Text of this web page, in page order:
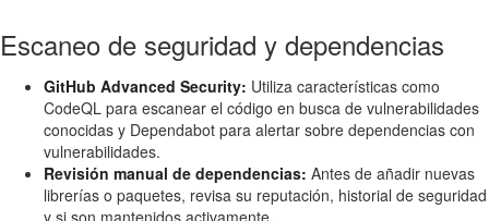
Escaneo de seguridad y dependencias
GitHub Advanced Security: Utiliza características como
CodeQL para escanear el código en busca de vulnerabilidades
conocidas y Dependabot para alertar sobre dependencias con
vulnerabilidades.
Revisión manual de dependencias: Antes de añadir nuevas
librerías o paquetes, revisa su reputación, historial de seguridad